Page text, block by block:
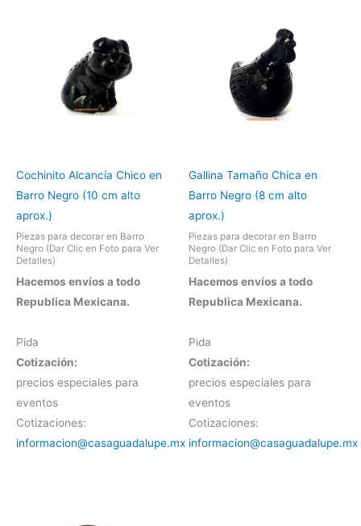
Cochinito Alcancía Chico en
Barro Negro (10 cm alto
aprox.)
Piezas para decorar en Barro
Negro (Dar Clic en Foto para Ver
Detalles)
Hacemos envíos a todo
Republica Mexicana.
Pida
Cotización:
precios especiales para
eventos
Cotizaciones:
informacion@casaguadalupe.mx
Gallina Tamaño Chica en
Barro Negro (8 cm alto
aprox.)
Piezas para decorar en Barro
Negro (Dar Clic en Foto para Ver
Detalles)
Hacemos envíos a todo
Republica Mexicana.
Pida
Cotización:
precios especiales para
eventos
Cotizaciones:
informacion@casaguadalupe.mx